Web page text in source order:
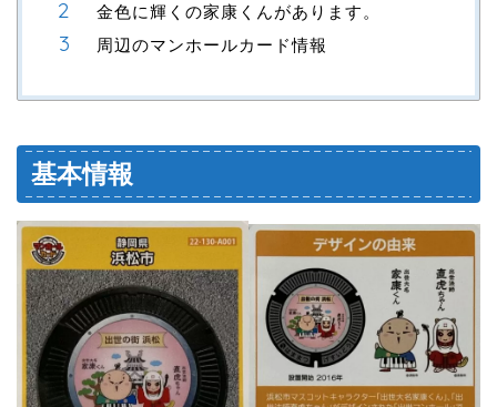
金色に輝くの家康くんがあります。
周辺のマンホールカード情報
基本情報